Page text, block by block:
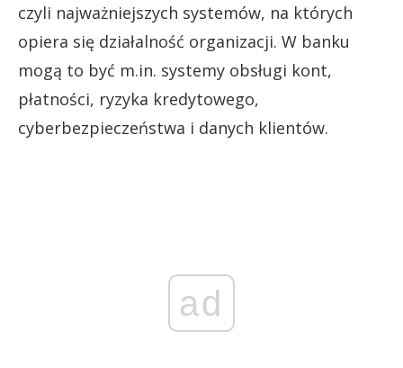
czyli najważniejszych systemów, na których
opiera się działalność organizacji. W banku
mogą to być m.in. systemy obsługi kont,
płatności, ryzyka kredytowego,
cyberbezpieczeństwa i danych klientów.
ad